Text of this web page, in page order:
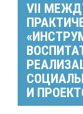
VII
И